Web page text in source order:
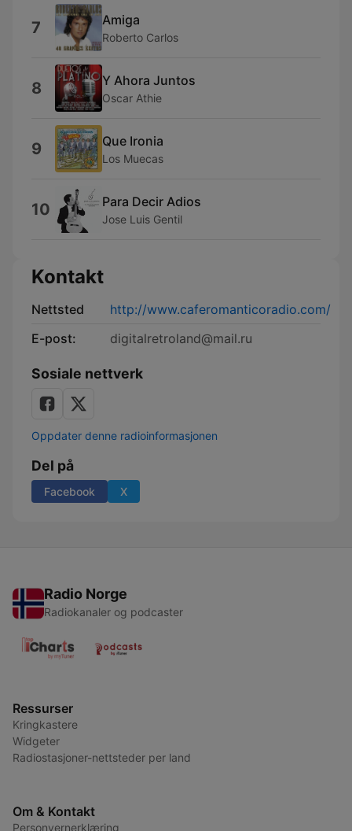
7 Amiga
Roberto Carlos
8 Y Ahora Juntos
Oscar Athie
9 Que Ironia
Los Muecas
10 Para Decir Adios
Jose Luis Gentil
Kontakt
Nettsted
http://www.caferomanticoradio.com/
E-post:
digitalretroland@mail.ru
Sosiale nettverk
Oppdater denne radioinformasjonen
Del på
Facebook X
Radio Norge
Radiokanaler og podcaster
Ressurser
Kringkastere
Widgeter
Radiostasjoner-nettsteder per land
Om & Kontakt
Personvernerklæring